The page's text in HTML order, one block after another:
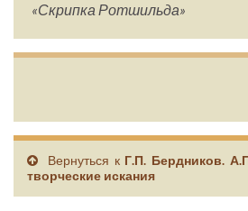
«Скрипка Ротшильда»
Вернуться к Г.П. Бердников.
творческие искания